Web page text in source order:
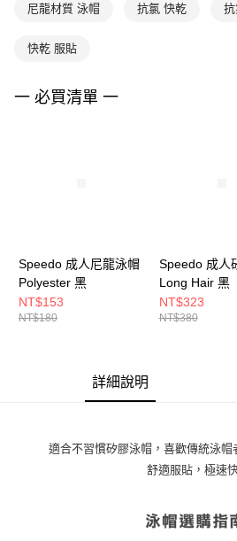
尼龍材質 泳帽 抗氯 快乾
快乾 服貼
一 必買清單 一
Speedo 成人尼龍泳帽
Polyester 黑
NT$153
NT$180
Speedo 成人
Long Hair 黑
NT$323
NT$380
詳細說明
適合不習慣矽膠泳帽，喜歡傳統泳帽
舒適服貼，極速